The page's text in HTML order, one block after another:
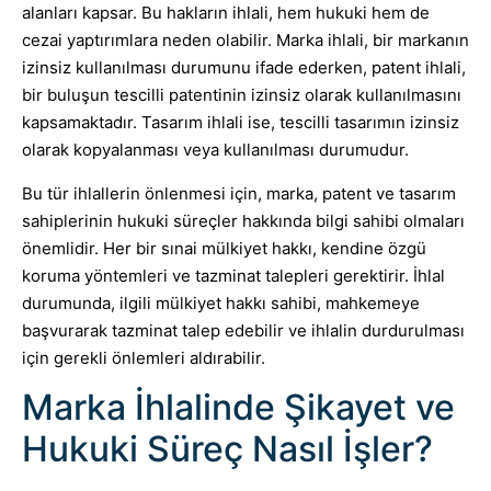
alanları kapsar. Bu hakların ihlali, hem hukuki hem de
cezai yaptırımlara neden olabilir. Marka ihlali, bir markanın
izinsiz kullanılması durumunu ifade ederken, patent ihlali,
bir buluşun tescilli patentinin izinsiz olarak kullanılmasını
kapsamaktadır. Tasarım ihlali ise, tescilli tasarımın izinsiz
olarak kopyalanması veya kullanılması durumudur.
Bu tür ihlallerin önlenmesi için, marka, patent ve tasarım
sahiplerinin hukuki süreçler hakkında bilgi sahibi olmaları
önemlidir. Her bir sınai mülkiyet hakkı, kendine özgü
koruma yöntemleri ve tazminat talepleri gerektirir. İhlal
durumunda, ilgili mülkiyet hakkı sahibi, mahkemeye
başvurarak tazminat talep edebilir ve ihlalin durdurulması
için gerekli önlemleri aldırabilir.
Marka İhlalinde Şikayet ve
Hukuki Süreç Nasıl İşler?